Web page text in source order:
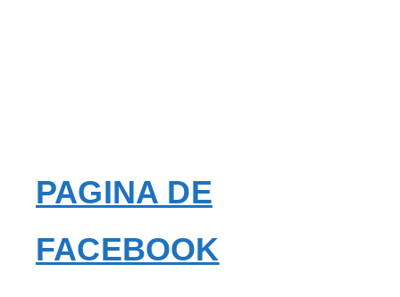
PAGINA DE
FACEBOOK